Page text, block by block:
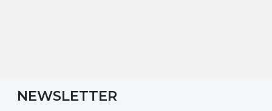
NEWSLETTER